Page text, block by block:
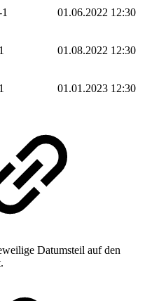
01.06.2022 12:30
1 01.08.2022 12:30
1 01.01.2023 12:30
Datumsteil auf den